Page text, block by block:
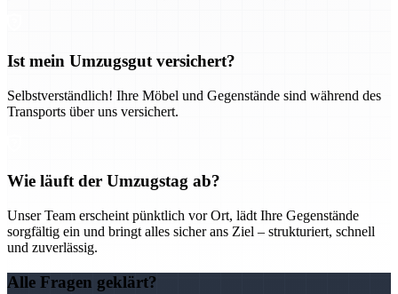
Ist mein Umzugsgut versichert?
Selbstverständlich! Ihre Möbel und Gegenstände sind während des
Transports über uns versichert.
Wie läuft der Umzugstag ab?
Unser Team erscheint pünktlich vor Ort, lädt Ihre Gegenstände
sorgfältig ein und bringt alles sicher ans Ziel – strukturiert, schnell
und zuverlässig.
Alle Fragen geklärt?